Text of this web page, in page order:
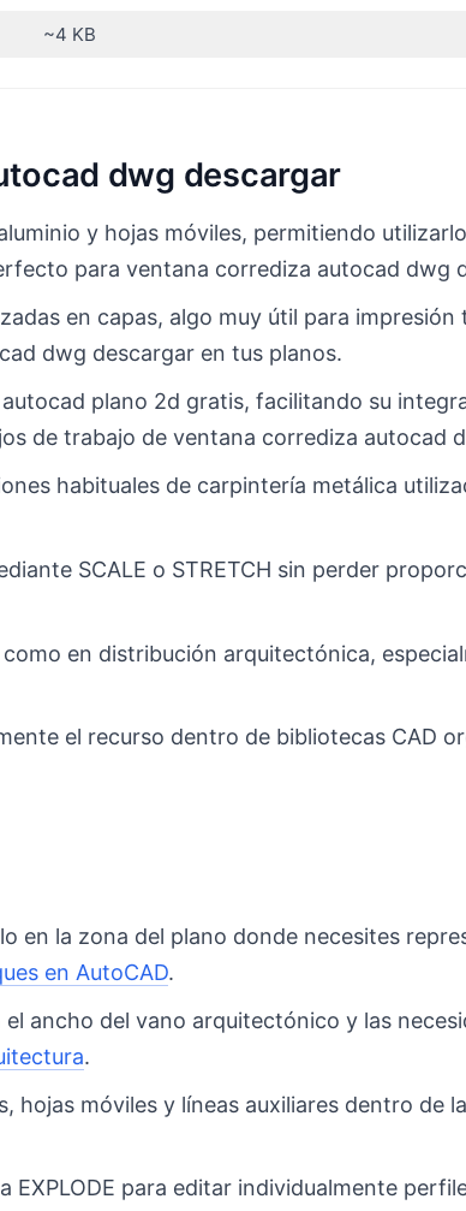
~4 KB
dwg descargar
y hojas móviles, permitiendo
para ventana corrediza autocad dwg
en capas, algo muy útil para
dwg descargar en tus planos.
plano 2d gratis, facilitando su
de trabajo de ventana corrediza autocad
habituales de carpintería metálica
SCALE o STRETCH sin perder
en distribución arquitectónica,
el recurso dentro de bibliotecas CAD
en la zona del plano donde necesites
en AutoCAD.
ancho del vano arquitectónico y las
.
hojas móviles y líneas auxiliares dentro de
para editar individualmente